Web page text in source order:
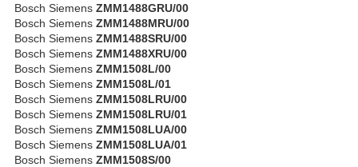
Bosch Siemens ZMM1488GRU/00
Bosch Siemens ZMM1488MRU/00
Bosch Siemens ZMM1488SRU/00
Bosch Siemens ZMM1488XRU/00
Bosch Siemens ZMM1508L/00
Bosch Siemens ZMM1508L/01
Bosch Siemens ZMM1508LRU/00
Bosch Siemens ZMM1508LRU/01
Bosch Siemens ZMM1508LUA/00
Bosch Siemens ZMM1508LUA/01
Bosch Siemens ZMM1508S/00